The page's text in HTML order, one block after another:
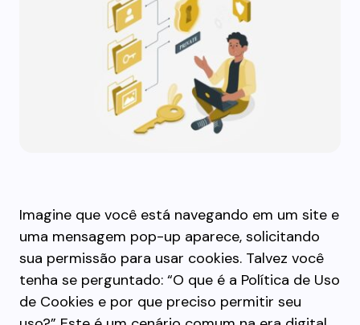
Imagine que você está navegando em um site e
uma mensagem pop-up aparece, solicitando
sua permissão para usar cookies. Talvez você
tenha se perguntado: “O que é a Política de Uso
de Cookies e por que preciso permitir seu